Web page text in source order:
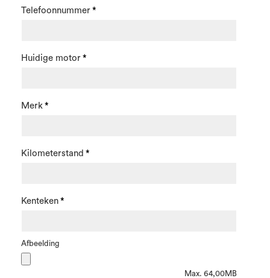
Telefoonnummer
Huidige motor
Merk
Kilometerstand
Kenteken
Afbeelding
Max. 64,00MB